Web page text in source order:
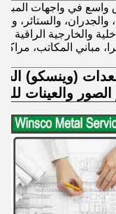
في واجهات
والجدران، والستائر،
والخارجية الراقية
مباني المكاتب،
(وينسكو)
الصور والعينات